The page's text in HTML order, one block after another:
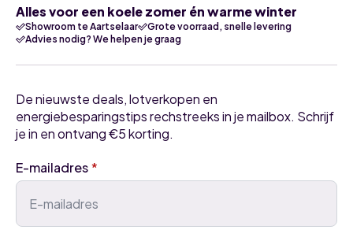
Alles voor een koele zomer én warme winter
Showroom te Aartselaar
Grote voorraad, snelle levering
Advies nodig? We helpen je graag
De nieuwste deals, lotverkopen en
energiebesparingstips rechstreeks in je mailbox. Schrijf
je in en ontvang €5 korting.
E-mailadres*